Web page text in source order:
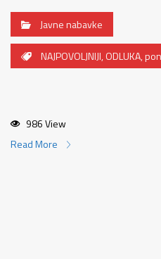
Javne nabavke
NAJPOVOLJNIJI,ODLUKA,
986 View
Read More